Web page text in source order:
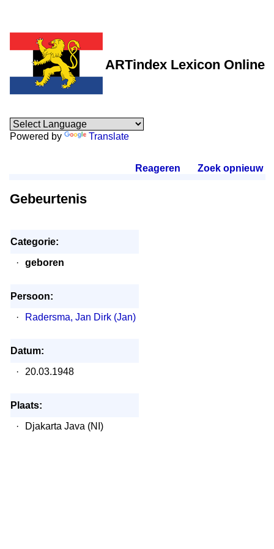
ARTindex Lexicon Online
Powered by Translate
Reageren Zoek opnieuw.
Gebeurtenis
Categorie:
·
geboren
Persoon:
·
Radersma, Jan Dirk (Jan)
Datum:
·
20.03.1948
Plaats:
·
Djakarta Java (NI)